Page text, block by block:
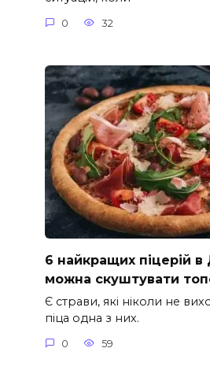
0 32
6 найкращих піцерій в
можна скуштувати
Є страви, які ніколи не
піца одна з них.
0 59